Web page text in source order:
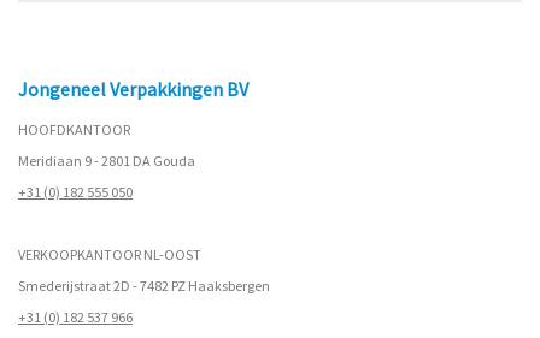
Jongeneel Verpakkingen BV
HOOFDKANTOOR
Meridiaan 9 - 2801 DA Gouda
+31 (0) 182 555 050
VERKOOPKANTOOR NL-OOST
Smederijstraat 2D - 7482 PZ Haaksbergen
+31 (0) 182 537 966